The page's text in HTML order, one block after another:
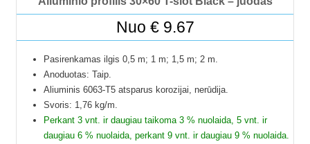
Nuo €9.67
Pasirenkamas ilgis 0,5 m; 1 m; 1,5 m; 2 m.
Anoduotas: Taip.
Aliuminis 6063-T5 atsparus korozijai, nerūdija.
Svoris: 1,76 kg/m.
Perkant 3 vnt. ir daugiau taikoma 3 % nuolaida, 5 vnt. ir
daugiau 6 % nuolaida, perkant 9 vnt. ir daugiau 9 % nuolaida.